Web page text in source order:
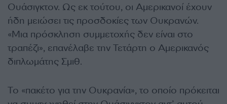
Ουάσιγκτον. Ως εκ τούτου, οι Αμερικανοί έχουν
ήδη μειώσει τις προσδοκίες των Ουκρανών.
«Μια πρόσκληση συμμετοχής δεν είναι στο
τραπέζι», επανέλαβε την Τετάρτη ο Αμερικανός
διπλωμάτης Σμιθ.
Το «πακέτο για την Ουκρανία», το οποίο πρόκειται